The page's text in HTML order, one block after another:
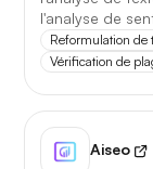
l'analyse de
Reformulation de
Vérification de
Aiseo